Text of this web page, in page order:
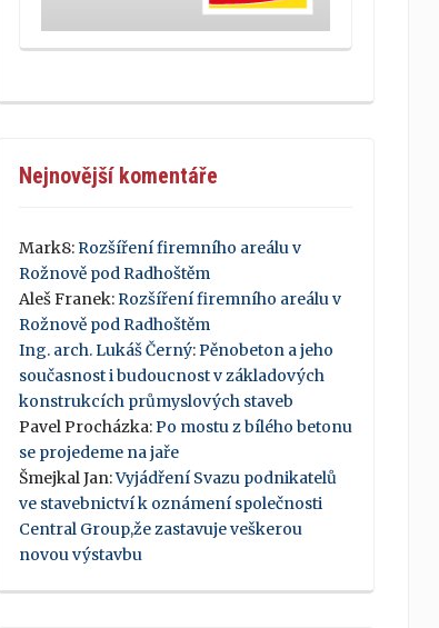
Nejnovější komentáře
Mark8:Rozšíření firemního areálu v
Rožnově pod Radhoštěm
Aleš Franek:Rozšíření firemního areálu v
Rožnově pod Radhoštěm
Ing. arch. Lukáš Černý:Pěnobeton a jeho
současnost i budoucnost v základových
konstrukcích průmyslových staveb
Pavel Procházka:Po mostu z bílého betonu
se projedeme na jaře
Šmejkal Jan:Vyjádření Svazu podnikatelů
ve stavebnictví k oznámení společnosti
Central Group,že zastavuje veškerou
novou výstavbu